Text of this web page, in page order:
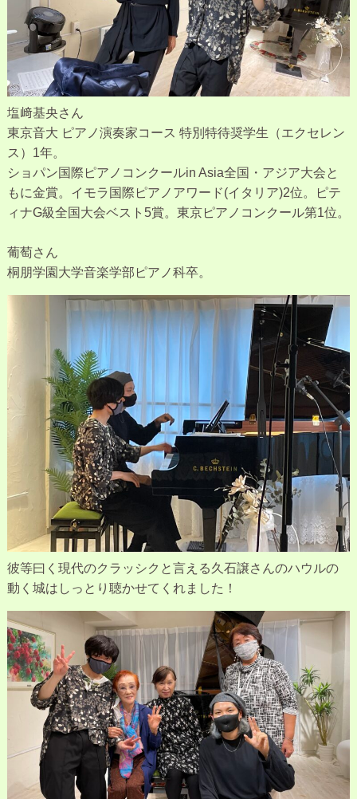
塩﨑基央さん
東京音大 ピアノ演奏家コース 特別特待奨学生（エクセレン
ス）1年。
ショパン国際ピアノコンクールin Asia全国・アジア大会と
もに金賞。イモラ国際ピアノアワード(イタリア)2位。ピテ
ィナG級全国大会ベスト5賞。東京ピアノコンクール第1位。
葡萄さん
桐朋学園大学音楽学部ピアノ科卒。
彼等曰く現代のクラッシクと言える久石譲さんのハウルの
動く城はしっとり聴かせてくれました！